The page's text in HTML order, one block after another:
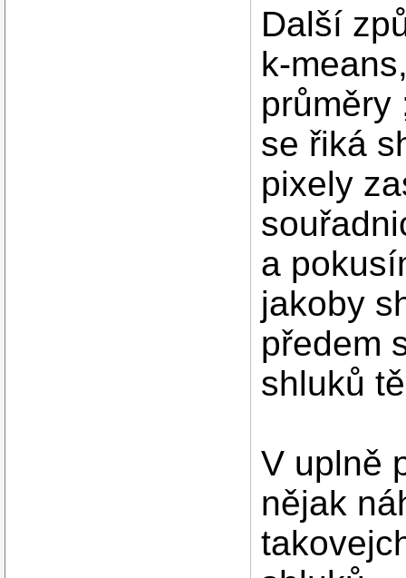
Další
k-
průměry
se řiká
pixely
a
jakoby
předem
shluků
V uplně
nějak